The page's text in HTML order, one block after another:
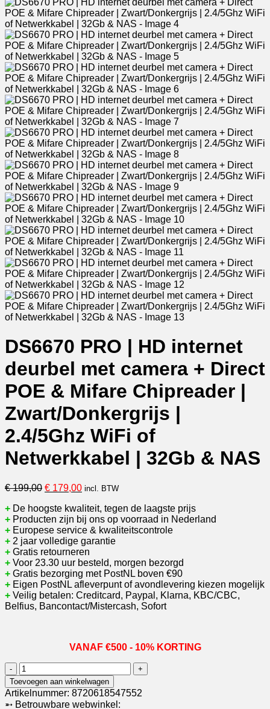
DS6670 PRO | HD internet
deurbel met camera + Direct
POE & Mifare Chipreader |
Zwart/Donkergrijs |
2.4/5Ghz WiFi of
Netwerkkabel | 32Gb & NAS
€199,00 Oorspronkelijke
was:
€ 199,00.
€ 179,00Huidige
is:
€ 179,00.
incl. BTW
+ De hoogste kwaliteit, tegen de laagste prijs
+ Producten zijn bij ons op voorraad in Nederland
+ Europese service & kwaliteitscontrole
+ 2 jaar volledige garantie
+ Gratis retourneren
+ Voor 23.30 uur besteld, morgen bezorgd
+ Gratis bezorging met PostNL boven €90
+ Eigen PostNL afleverpunt of avondlevering kiezen mogelijk
+ Veilig betalen: Creditcard, Paypal, Klarna, KBC/CBC,
Belfius, Bancontact/Mistercash, Sofort
VANAF €500 - 10% KORTING
DS6670
PRO
|
HD
Toevoegen aan winkelwagen
Artikelnummer: 8720618547552
➵ Betrouwbare webwinkel: